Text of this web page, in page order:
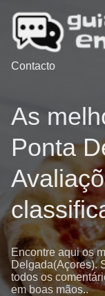
Contacto
As
Ponta
Encontre aqui os
Delgada(Açores).
todos os
em boas mãos..